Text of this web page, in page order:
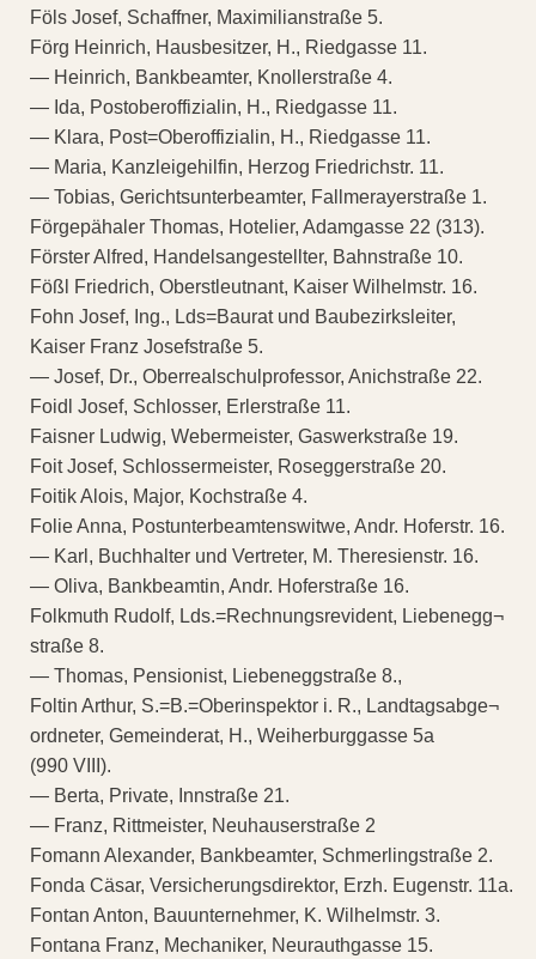
Föls Josef, Schaffner, Maximilianstraße 5.
Förg Heinrich, Hausbesitzer, H., Riedgasse 11.
— Heinrich, Bankbeamter, Knollerstraße 4.
— Ida, Postoberoffizialin, H., Riedgasse 11.
— Klara, Post=Oberoffizialin, H., Riedgasse 11.
— Maria, Kanzleigehilfin, Herzog Friedrichstr. 11.
— Tobias, Gerichtsunterbeamter, Fallmerayerstraße 1.
Förgepähaler Thomas, Hotelier, Adamgasse 22 (313).
Förster Alfred, Handelsangestellter, Bahnstraße 10.
Fößl Friedrich, Oberstleutnant, Kaiser Wilhelmstr. 16.
Fohn Josef, Ing., Lds=Baurat und Baubezirksleiter,
Kaiser Franz Josefstraße 5.
— Josef, Dr., Oberrealschulprofessor, Anichstraße 22.
Foidl Josef, Schlosser, Erlerstraße 11.
Faisner Ludwig, Webermeister, Gaswerkstraße 19.
Foit Josef, Schlossermeister, Roseggerstraße 20.
Foitik Alois, Major, Kochstraße 4.
Folie Anna, Postunterbeamtenswitwe, Andr. Hoferstr. 16.
— Karl, Buchhalter und Vertreter, M. Theresienstr. 16.
— Oliva, Bankbeamtin, Andr. Hoferstraße 16.
Folkmuth Rudolf, Lds.=Rechnungsrevident, Liebenegg¬
straße 8.
— Thomas, Pensionist, Liebeneggstraße 8.,
Foltin Arthur, S.=B.=Oberinspektor i. R., Landtagsabge¬
ordneter, Gemeinderat, H., Weiherburggasse 5a
(990 VIII).
— Berta, Private, Innstraße 21.
— Franz, Rittmeister, Neuhauserstraße 2
Fomann Alexander, Bankbeamter, Schmerlingstraße 2.
Fonda Cäsar, Versicherungsdirektor, Erzh. Eugenstr. 11a.
Fontan Anton, Bauunternehmer, K. Wilhelmstr. 3.
Fontana Franz, Mechaniker, Neurauthgasse 15.